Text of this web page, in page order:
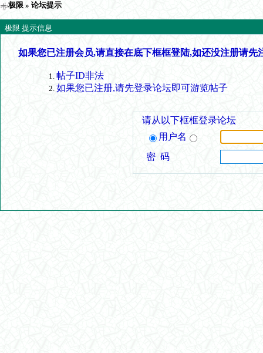
极限 » 论坛提示
极限 提示信息
如果您已注册会员,请直接在底下框框登陆,如还没注册请先
帖子ID非法
如果您已注册,请先登录论坛即可游览帖子
请从以下框框登录论坛
用户名
密 码